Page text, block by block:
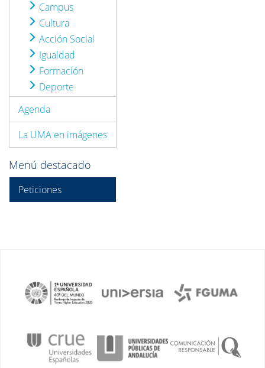
Campus
Cultura
Acción Social
Igualdad
Formación
Deporte
Agenda
La UMA en imágenes
Menú destacado
Peticiones